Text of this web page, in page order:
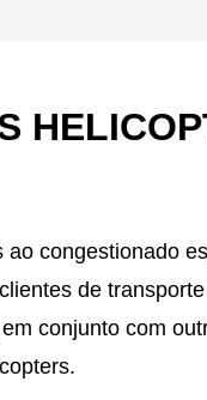
congestionado
de
conjunto com